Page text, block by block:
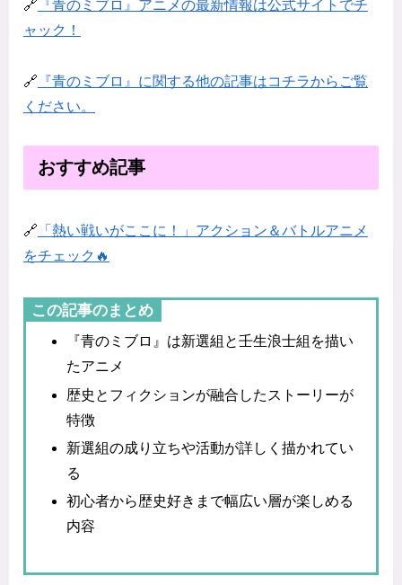
🔗 『青のミブロ』アニメの最新情報は公式サイトでチ
ャック！
🔗 『青のミブロ』に関する他の記事はコチラからご覧
ください。
おすすめ記事
🔗 「熱い戦いがここに！」アクション＆バトルアニメ
をチェック🔥
この記事のまとめ
『青のミブロ』は新選組と壬生浪士組を描い
たアニメ
歴史とフィクションが融合したストーリーが
特徴
新選組の成り立ちや活動が詳しく描かれてい
る
初心者から歴史好きまで幅広い層が楽しめる
内容